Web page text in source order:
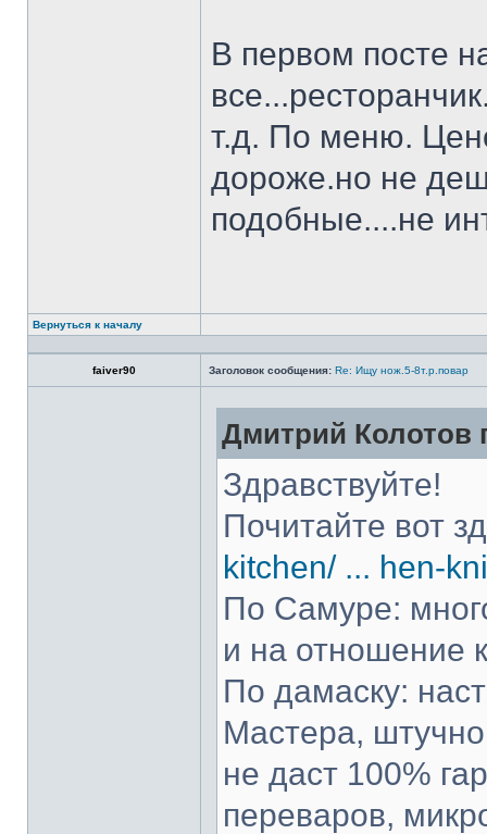
В первом посте
т.д. По меню.
дороже.но не
подобные....не
Вернуться к началу
faiver90 Заголовок сообщения: Re: Ищу нож.5-8т.р.повар
Дмитрий Колотов
Здравствуйте!
Почитайте вот
kitchen/ ... hen-
По Самуре:
и на отношение
По дамаску:
Мастера,
не даст 100%
переваров,